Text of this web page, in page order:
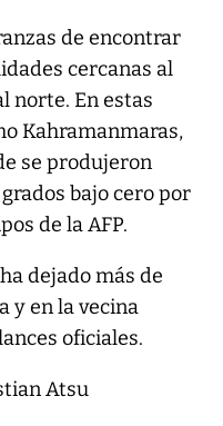
de encontrar
cercanas al
norte. En estas
Kahramanmaras,
se produjeron
bajo cero por
de la AFP.
dejado más de
y en la vecina
oficiales.
Atsu